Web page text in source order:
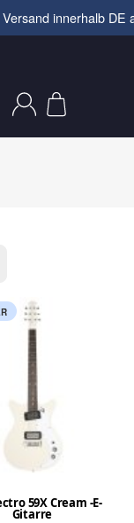
innerhalb DE
59X Cream -E-
Gitarre